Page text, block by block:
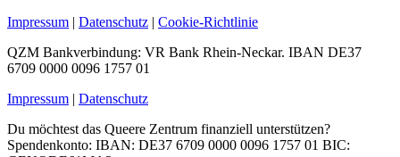
Impressum | Datenschutz | Cookie-Richtlinie
QZM Bankverbindung: VR Bank Rhein-Neckar. IBAN DE37
6709 0000 0096 1757 01
Impressum | Datenschutz
Du möchtest das Queere Zentrum finanziell unterstützen?
Spendenkonto: IBAN: DE37 6709 0000 0096 1757 01 BIC: